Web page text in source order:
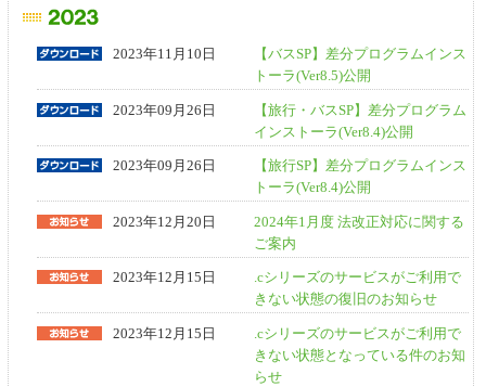
2023年11月10日
【バスSP】差分プログラムインス
トーラ(Ver8.5)公開
2023年09月26日
【旅行・バスSP】差分プログラム
インストーラ(Ver8.4)公開
2023年09月26日
【旅行SP】差分プログラムインス
トーラ(Ver8.4)公開
2023年12月20日
2024年1月度 法改正対応に関する
ご案内
2023年12月15日
.cシリーズのサービスがご利用で
きない状態の復旧のお知らせ
2023年12月15日
.cシリーズのサービスがご利用で
きない状態となっている件のお知
らせ